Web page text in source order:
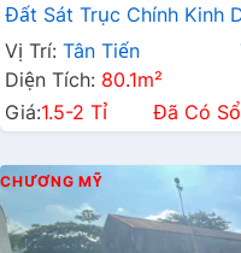
Đất Sát Trục Chính Kinh
Vị Trí: Tân Tiến
Diện Tích: 80.1m²
Giá:1.5-2 Tỉ Đã Có Sổ
CHƯƠNG MỸ